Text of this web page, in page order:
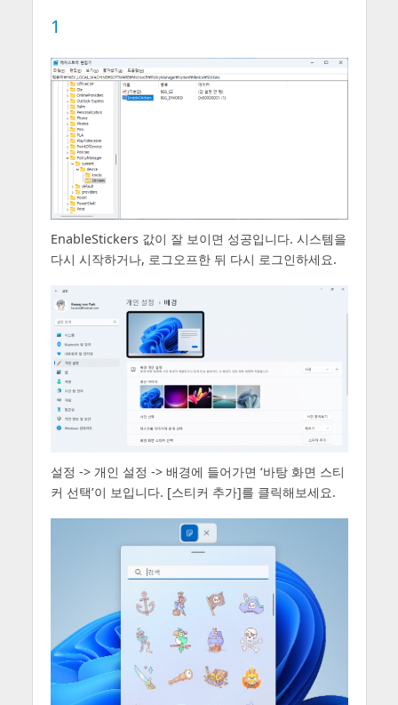
1
EnableStickers 값이 잘 보이면 성공입니다. 시스템을
다시 시작하거나, 로그오프한 뒤 다시 로그인하세요.
설정 -> 개인 설정 -> 배경에 들어가면 ‘바탕 화면 스티
커 선택’이 보입니다. [스티커 추가]를 클릭해보세요.